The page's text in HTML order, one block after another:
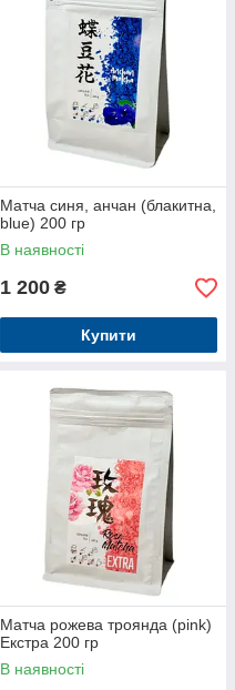
Матча синя, анчан (блакитна,
blue) 200 гр
В наявності
1 200 ₴
Купити
Матча рожева троянда (pink)
Екстра 200 гр
В наявності